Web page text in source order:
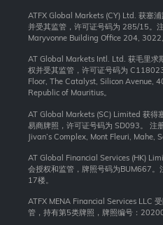
ATFX Global Markets (CY) Ltd. 获塞
并受其监管，许可证号码为 285/15。
Maryvonne Building Office 204, 3022,
AT Global Markets Intl. Ltd. 获毛里求
权并受其监管，许可证号码为
Floor, The Catalyst, Silicon Avenue,
Republic of Mauritius。
AT Global Markets (SC) Limited 获得
易商牌照，许可证号码为 SD093。 注
Jivan’s Complex, Mont Fleuri, Mahe,
AT Global Financial Services (HK)
会授权和监管，牌照号码为BUM667
17楼。
ATFX MENA Financial Services LLC
管，持有第5类牌照，牌照编号：